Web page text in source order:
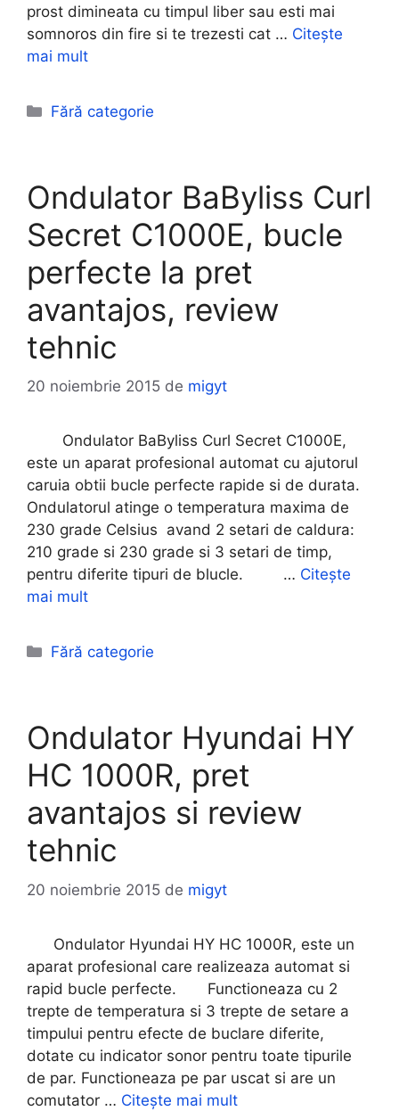
prost dimineata cu timpul liber sau esti mai
somnoros din fire si te trezesti cat … Citește
mai mult
Categorii
Fără categorie
Ondulator BaByliss Curl
Secret C1000E, bucle
perfecte la pret
avantajos, review
tehnic
20 noiembrie 2015 de migyt
Ondulator BaByliss Curl Secret C1000E,
este un aparat profesional automat cu ajutorul
caruia obtii bucle perfecte rapide si de durata.
Ondulatorul atinge o temperatura maxima de
230 grade Celsius avand 2 setari de caldura:
210 grade si 230 grade si 3 setari de timp,
pentru diferite tipuri de blucle. … Citește
mai mult
Categorii
Fără categorie
Ondulator Hyundai HY
HC 1000R, pret
avantajos si review
tehnic
20 noiembrie 2015 de migyt
Ondulator Hyundai HY HC 1000R, este un
aparat profesional care realizeaza automat si
rapid bucle perfecte. Functioneaza cu 2
trepte de temperatura si 3 trepte de setare a
timpului pentru efecte de buclare diferite,
dotate cu indicator sonor pentru toate tipurile
de par. Functioneaza pe par uscat si are un
comutator … Citește mai mult